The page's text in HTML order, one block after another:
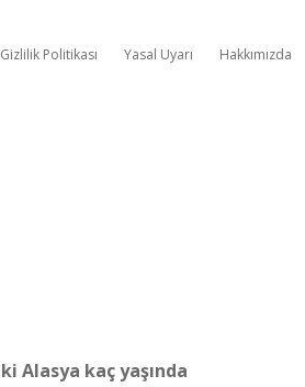
Gizlilik Politikası Yasal Uyarı Hakkımızda
Alasya kaç yaşında